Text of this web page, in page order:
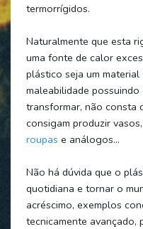
termorrígidos.
Naturalmente que esta
uma fonte de calor
plástico seja um
maleabilidade
transformar, não consta
consigam produzir
roupas e análogos…
Não há dúvida que o
quotidiana e tornar o
acréscimo, exemplos
tecnicamente avançado,